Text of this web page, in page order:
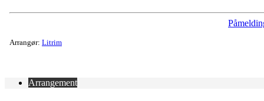
Arrangør: Litrim
Arrangement